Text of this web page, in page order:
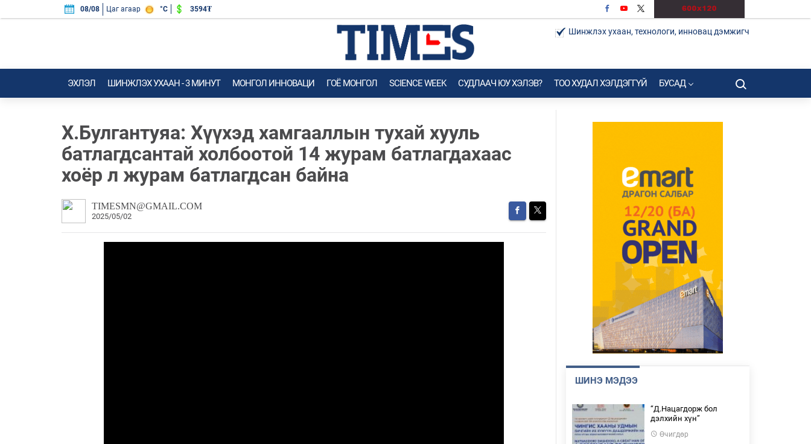
08/08 Цаг агаар °C 3594₮
Шинжлэх ухаан, технологи, инновац дэмжигч
ЭХЛЭЛ ШИНЖЛЭХ УХААН - 3 МИНУТ МОНГОЛ ИННОВАЦИ ГОЁ MОНГОЛ SCIENCE WEEK СУДЛААЧ ЮУ ХЭЛЭВ? ТОО ХУДАЛ ХЭЛДЭГГҮЙ БУСАД
Х.Булгантуяа: Хүүхэд хамгааллын тухай хууль
батлагдсантай холбоотой 14 журам батлагдахаас
хоёр л журам батлагдсан байна
TIMESMN@GMAIL.COM
2025/05/02
ШИНЭ МЭДЭЭ
“Д.Нацагдорж бол
дэлхийн хүн”
Өчигдөр